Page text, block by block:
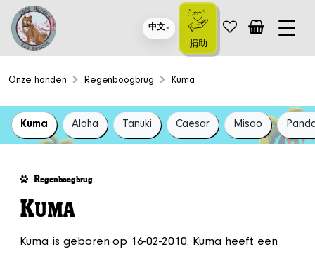
中文
捐助
Onze honden Regenboogbrug Kuma
Kuma Aloha Tanuki Caesar Misao
Regenboogbrug
KUMA
Kuma is geboren op 16-02-2010. Kuma heeft een